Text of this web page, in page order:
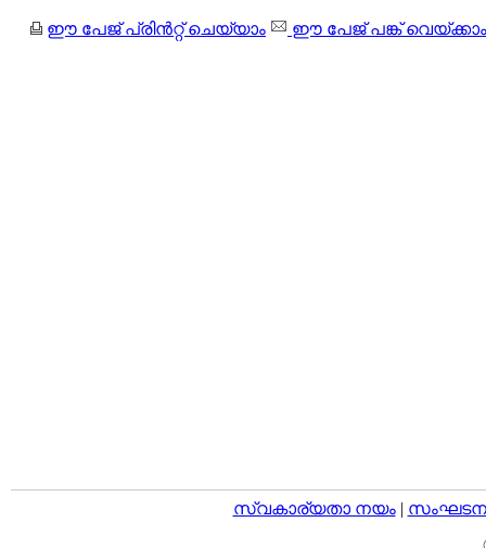
ഈ പേജ് പ്രിന്‍റ്റ് ചെയ്യാം ഈ പേജ് പങ്ക് വെയ്ക്കാം
സ്വകാര്യതാ നയം|